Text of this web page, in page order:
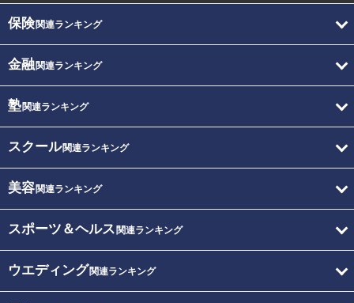
保険関連ランキング
金融関連ランキング
塾関連ランキング
スクール関連ランキング
美容関連ランキング
スポーツ＆ヘルス 関連ランキング
ウエディング関連ランキング